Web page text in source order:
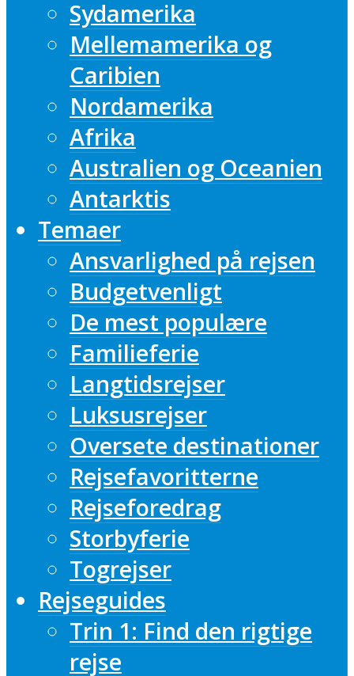
Sydamerika
Mellemamerika og
Caribien
Nordamerika
Afrika
Australien og Oceanien
Antarktis
Temaer
Ansvarlighed på rejsen
Budgetvenligt
De mest populære
Familieferie
Langtidsrejser
Luksusrejser
Oversete destinationer
Rejsefavoritterne
Rejseforedrag
Storbyferie
Togrejser
Rejseguides
Trin 1: Find den rigtige
rejse